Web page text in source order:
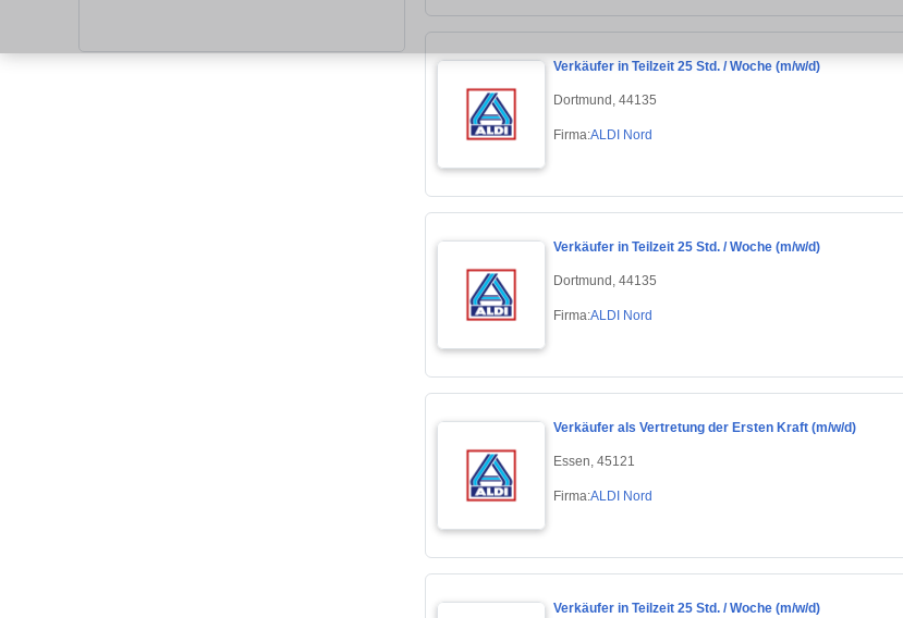
Verkäufer in Teilzeit 25 Std. / Woche (m/w/d)
Dortmund, 44135
Firma:ALDI Nord
Verkäufer in Teilzeit 25 Std. / Woche (m/w/d)
Dortmund, 44135
Firma:ALDI Nord
Verkäufer als Vertretung der Ersten Kraft (m/w/d)
Essen, 45121
Firma:ALDI Nord
Verkäufer in Teilzeit 25 Std. / Woche (m/w/d)